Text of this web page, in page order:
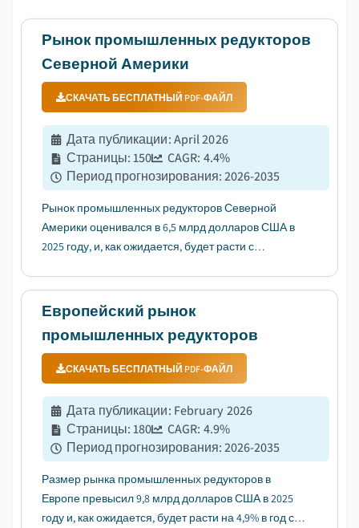
Рынок промышленных редукторов
Северной Америки
СКАЧАТЬ БЕСПЛАТНЫЙ PDF-ФАЙЛ
Дата публикации:April 2026
Страницы:150 CAGR: 4.4%
Период прогнозирования:2026-2035
Рынок промышленных редукторов Северной
Америки оценивался в 6,5 млрд долларов США в
2025 году, и, как ожидается, будет расти с
внедрению промышленной автоматизации....
Европейский рынок
промышленных редукторов
СКАЧАТЬ БЕСПЛАТНЫЙ PDF-ФАЙЛ
Дата публикации: February 2026
Страницы:180 CAGR: 4.9%
Период прогнозирования:2026-2035
Размер рынка промышленных редукторов в
Европе превысил 9,8 млрд долларов США в 2025
году и, как ожидается, будет расти на 4,9% в год с